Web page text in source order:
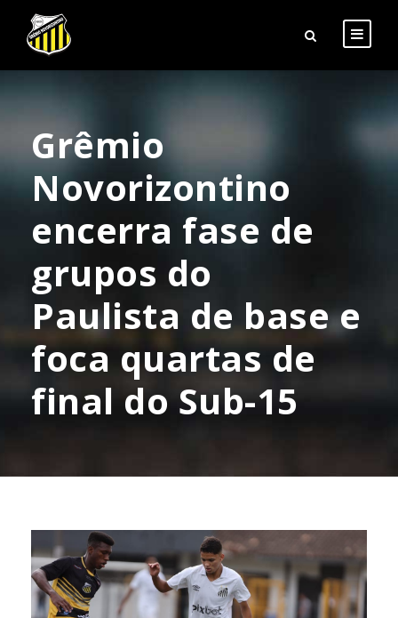
Grêmio
Novorizontino
encerra fase de
grupos do
Paulista de base e
foca quartas de
final do Sub-15